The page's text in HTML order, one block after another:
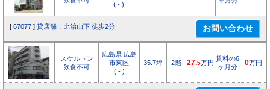
( - )
[ 67077 ] 貸店舗：比治山下 徒歩2分
スケルトン
飲食不可
広島県 広島
市東区
( - )
35.7坪 2階 27.5万円
賃料の6
ヶ月分
0万円